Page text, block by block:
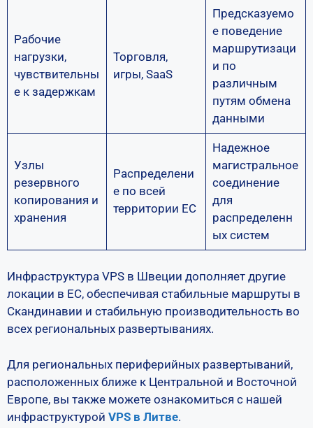
Рабочие
нагрузки,
чувствительны
е к задержкам
Торговля,
игры, SaaS
Предсказуемо
е поведение
маршрутизаци
и по
различным
путям обмена
данными
Узлы
резервного
копирования и
хранения
Распределени
е по всей
территории ЕС
Надежное
магистральное
соединение
для
распределенн
ых систем
Инфраструктура VPS в Швеции дополняет другие
локации в ЕС, обеспечивая стабильные маршруты в
Скандинавии и стабильную производительность во
всех региональных развертываниях.
Для региональных периферийных развертываний,
расположенных ближе к Центральной и Восточной
Европе, вы также можете ознакомиться с нашей
инфраструктурой VPS в Литве.